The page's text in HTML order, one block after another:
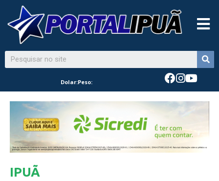
Dolar:Peso:
IPUÃ